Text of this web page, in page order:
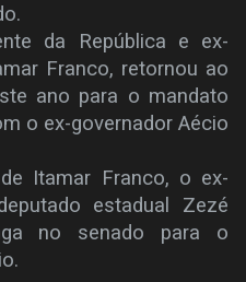
da República e ex-
Franco, retornou ao
ano para o mandato
o ex-governador Aécio
Itamar Franco, o ex-
estadual Zezé
no senado para o